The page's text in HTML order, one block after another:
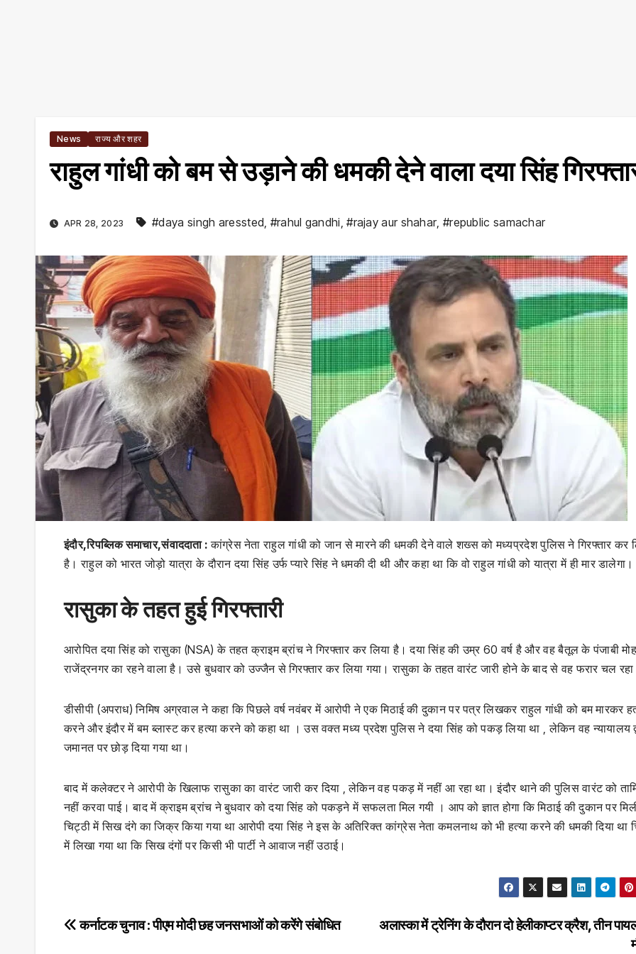
News राज्य और शहर
राहुल गांधी को बम से उड़ाने की धमकी देने वाला दया सिंह
APR 28, 2023 #daya singh aressted, #rahul gandhi,#rajay aur shahar, #republic samachar
इंदौर,रिपब्लिक समाचार,संवाददाता :कांग्रेस नेता राहुल गांधी को जान से मारने की धमकी देने वाले शख्स को मध्यप्रदेश पुलिस ने गिरफ्तार कर
है। राहुल को भारत जोड़ो यात्रा के दौरान दया सिंह उर्फ प्यारे सिंह ने धमकी दी थी और कहा था कि वो राहुल गांधी को यात्रा में ही मार डालेगा।
रासुका के तहत हुई गिरफ्तारी
आरोपित दया सिंह को रासुका (NSA) के तहत क्राइम ब्रांच ने गिरफ्तार कर लिया है। दया सिंह की उम्र 60 वर्ष है और वह बैतूल के पंजाबी
राजेंद्रनगर का रहने वाला है। उसे बुधवार को उज्जैन से गिरफ्तार कर लिया गया। रासुका के तहत वारंट जारी होने के बाद से वह फरार चल
डीसीपी (अपराध) निमिष अग्रवाल ने कहा कि पिछले वर्ष नवंबर में आरोपी ने एक मिठाई की दुकान पर पत्र लिखकर राहुल गांधी को बम मारकर
करने और इंदौर में बम ब्लास्ट कर हत्या करने को कहा था । उस वक्त मध्य प्रदेश पुलिस ने दया सिंह को पकड़ लिया था , लेकिन वह न्यायालय
जमानत पर छोड़ दिया गया था।
बाद में कलेक्टर ने आरोपी के खिलाफ रासुका का वारंट जारी कर दिया , लेकिन वह पकड़ में नहीं आ रहा था। इंदौर थाने की पुलिस वारंट को
नहीं करवा पाई। बाद में क्राइम ब्रांच ने बुधवार को दया सिंह को पकड़ने में सफलता मिल गयी । आप को ज्ञात होगा कि मिठाई की दुकान पर
चिट्ठी में सिख दंगे का जिक्र किया गया था आरोपी दया सिंह ने इस के अतिरिक्त कांग्रेस नेता कमलनाथ को भी हत्या करने की धमकी दिया था
में लिखा गया था कि सिख दंगों पर किसी भी पार्टी ने आवाज नहीं उठाई।
Post
अलास्का में ट्रेनिंग के दौरान दो हेलीकाप्टर क्रैश, तीन
कर्नाटक चुनाव : पीएम मोदी छह जनसभाओं को करेंगे संबोधित